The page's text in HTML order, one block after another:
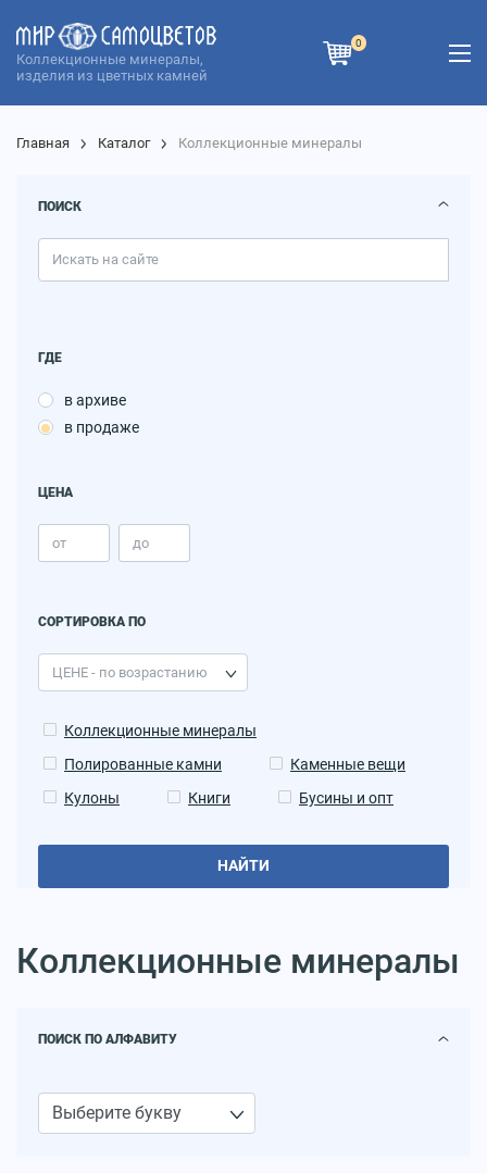
Коллекционные минералы,
изделия из цветных камней
0
Главная Каталог Коллекционные минералы
ПОИСК
ГДЕ
в архиве
в продаже
ЦЕНА
СОРТИРОВКА ПО
Коллекционные минералы
Полированные камни
Каменные вещи
Кулоны
Книги Бусины и опт
НАЙТИ
Коллекционные минералы
ПОИСК ПО АЛФАВИТУ